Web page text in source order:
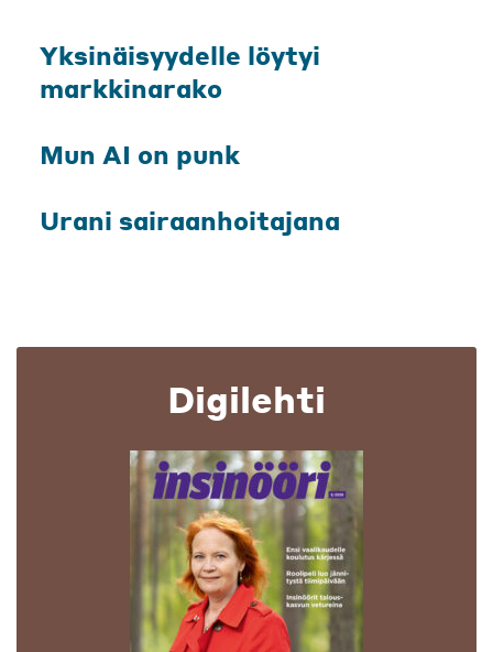
Yksinäisyydelle löytyi
markkinarako
Mun AI on punk
Urani sairaanhoitajana
Digilehti